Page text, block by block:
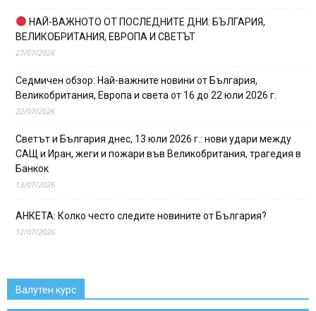
НАЙ-ВАЖНОТО ОТ ПОСЛЕДНИТЕ ДНИ: БЪЛГАРИЯ,
ВЕЛИКОБРИТАНИЯ, ЕВРОПА И СВЕТЪТ
27/07/2026
Седмичен обзор: Най-важните новини от България,
Великобритания, Европа и света от 16 до 22 юли 2026 г.
22/07/2026
Светът и България днес, 13 юли 2026 г.: нови удари между
САЩ и Иран, жеги и пожари във Великобритания, трагедия в
Банкок
13/07/2026
АНКЕТА: Колко често следите новините от България?
12/07/2026
Валутен курс